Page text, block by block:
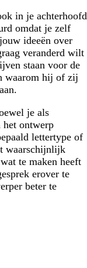
in je achterhoofd
omdat je zelf
ideeën over
veranderd wilt
staan voor de
waarom hij of zij
je als
het ontwerp
lettertype of
waarschijnlijk
te maken heeft
erover te
beter te